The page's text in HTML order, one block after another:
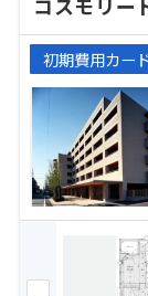
初期費用カー